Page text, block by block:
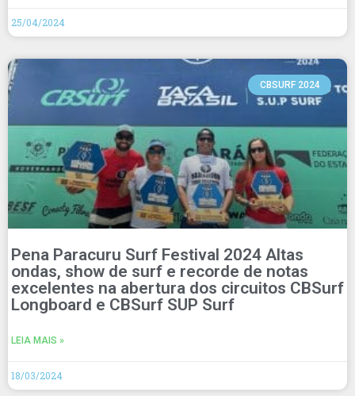
25/04/2024
CBSURF 2024
Pena Paracuru Surf Festival 2024 Altas
ondas, show de surf e recorde de notas
excelentes na abertura dos circuitos CBSurf
Longboard e CBSurf SUP Surf
LEIA MAIS »
18/03/2024